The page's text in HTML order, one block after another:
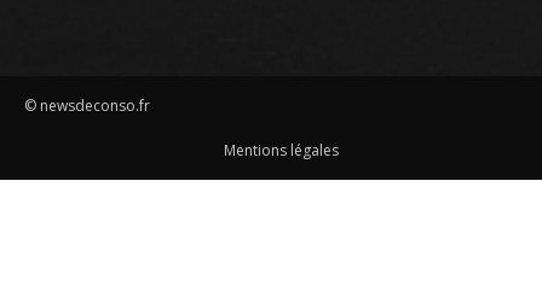
© newsdeconso.fr
Mentions légales